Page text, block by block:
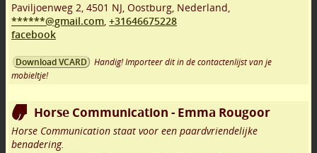
Paviljoenweg 2, 4501 NJ, Oostburg, Nederland,
******@gmail.com, +31646675228
facebook
Download VCARD
Handig! Importeer dit in de contactenlijst van je
mobieltje!
Horse Communication - Emma Rougoor
Horse Communication staat voor een paardvriendelijke
benadering.